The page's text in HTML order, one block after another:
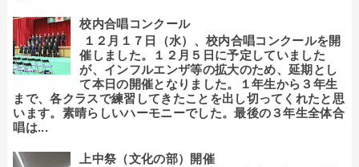
校内合唱コンクール
１２月１７日（水）、校内合唱コンクールを開
催しました。１２月５日に予定していました
が、インフルエンザ等の拡大のため、延期とし
て本日の開催となりました。１年生から３年生
まで、各クラスで練習してきたことを出し切ってくれたと思
います。素晴らしいハーモニーでした。最後の３年生全体合
唱は...
上中祭（文化の部）開催